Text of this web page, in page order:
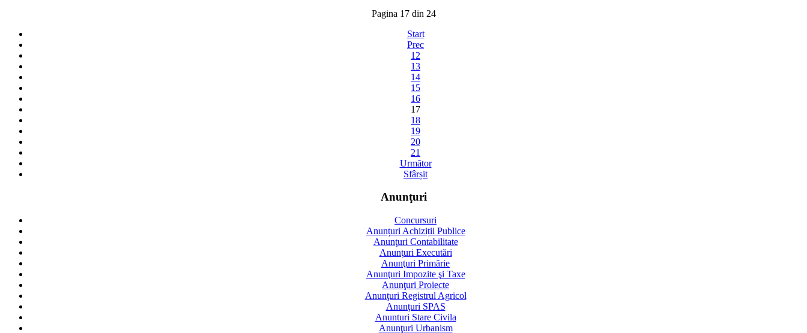
Pagina 17 din 24
Start
Prec
12
13
14
15
16
17
18
19
20
21
Următor
Sfârșit
Anunţuri
Concursuri
Anunțuri Achiziții Publice
Anunţuri Contabilitate
Anunţuri Executări
Anunţuri Primărie
Anunţuri Impozite şi Taxe
Anunţuri Proiecte
Anunţuri Registrul Agricol
Anunţuri SPAS
Anunturi Stare Civila
Anunţuri Urbanism